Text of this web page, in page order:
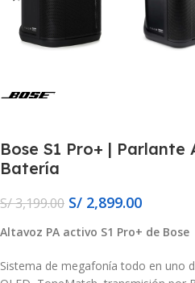
Bose S1 Pro+ |
Batería
S/3,199.00 S/ 2,899.00
Altavoz PA activo S1 Pro+ de Bose
Sistema de megafonía todo en uno